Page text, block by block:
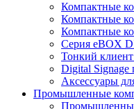
Компактные
Компактные
Компактные
Серия eBOX
Тонкий
Digital Signage
Аксессуары
Промышленные